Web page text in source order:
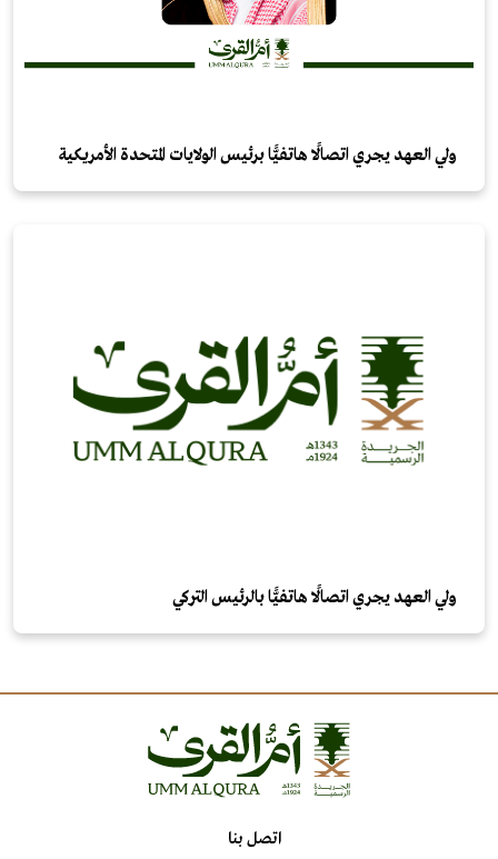
ولي العهد يجري اتصالًا هاتفيًّا برئيس الولايات المتحدة الأمريكية
ولي العهد يجري اتصالًا هاتفيًّا بالرئيس التركي
اتصل بنا